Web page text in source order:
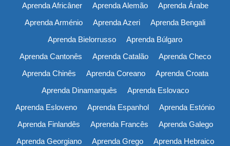
Aprenda Africâner Aprenda Alemão
Aprenda Árabe
Aprenda Arménio
Aprenda Azeri
Aprenda Bengali
Aprenda Bielorrusso
Aprenda Búlgaro
Aprenda Cantonês
Aprenda Catalão
Aprenda Checo
Aprenda Chinês
Aprenda Coreano
Aprenda Croata
Aprenda Dinamarquês
Aprenda Eslovaco
Aprenda Esloveno
Aprenda Espanhol
Aprenda Estónio
Aprenda Finlandês
Aprenda Francês
Aprenda Galego
Aprenda Georgiano
Aprenda Grego
Aprenda Hebraico